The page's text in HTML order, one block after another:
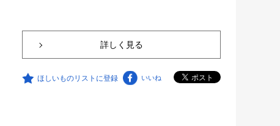
詳しく見る
ほしいものリストに登録 いいね